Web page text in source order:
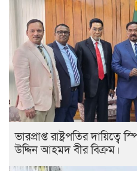
ভারপ্রাপ্ত রাষ্ট্রপতির
উদ্দিন আহমদ বীর বিক্রম।